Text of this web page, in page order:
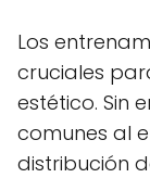
Los
cruciales
estético. Sin
comunes al
distribución